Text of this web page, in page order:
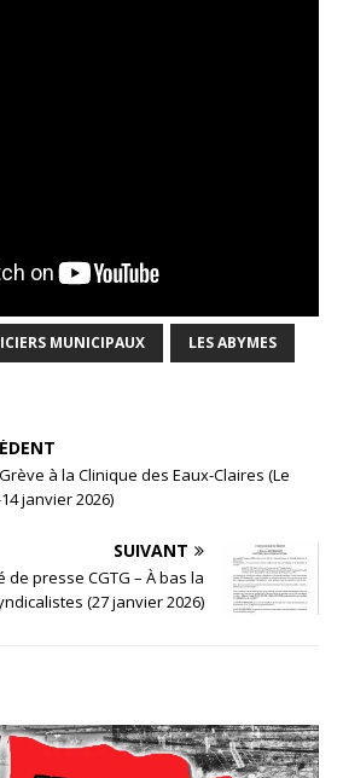
MUNICIPAUX LES ABYMES
à la Clinique des Eaux-Claires (Le
14 janvier 2026)
SUIVANT
de presse CGTG – À bas la
(27 janvier 2026)